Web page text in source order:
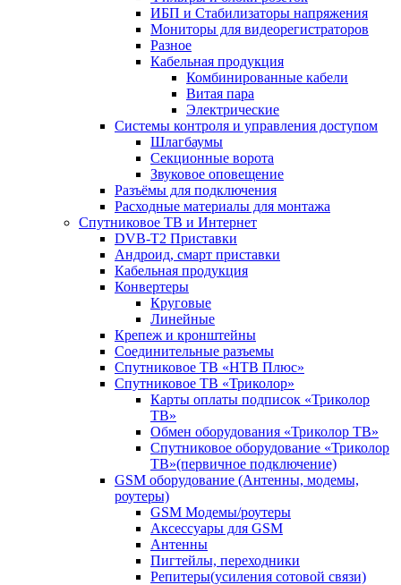
ИБП и Стабилизаторы напряжения
Мониторы для видеорегистраторов
Разное
Кабельная продукция
Комбинированные кабели
Витая пара
Электрические
Системы контроля и управления доступом
Шлагбаумы
Секционные ворота
Звуковое оповещение
Разъёмы для подключения
Расходные материалы для монтажа
Спутниковое ТВ и Интернет
DVB-Т2 Приставки
Андроид, смарт приставки
Кабельная продукция
Конвертеры
Круговые
Линейные
Крепеж и кронштейны
Соединительные разъемы
Спутниковое ТВ «НТВ Плюс»
Спутниковое ТВ «Триколор»
Карты оплаты подписок «Триколор
ТВ»
Обмен оборудования «Триколор ТВ»
Спутниковое оборудование «Триколор
ТВ»(первичное подключение)
GSM оборудование (Антенны, модемы,
роутеры)
GSM Модемы/роутеры
Аксессуары для GSM
Антенны
Пигтейлы, переходники
Репитеры(усиления сотовой связи)